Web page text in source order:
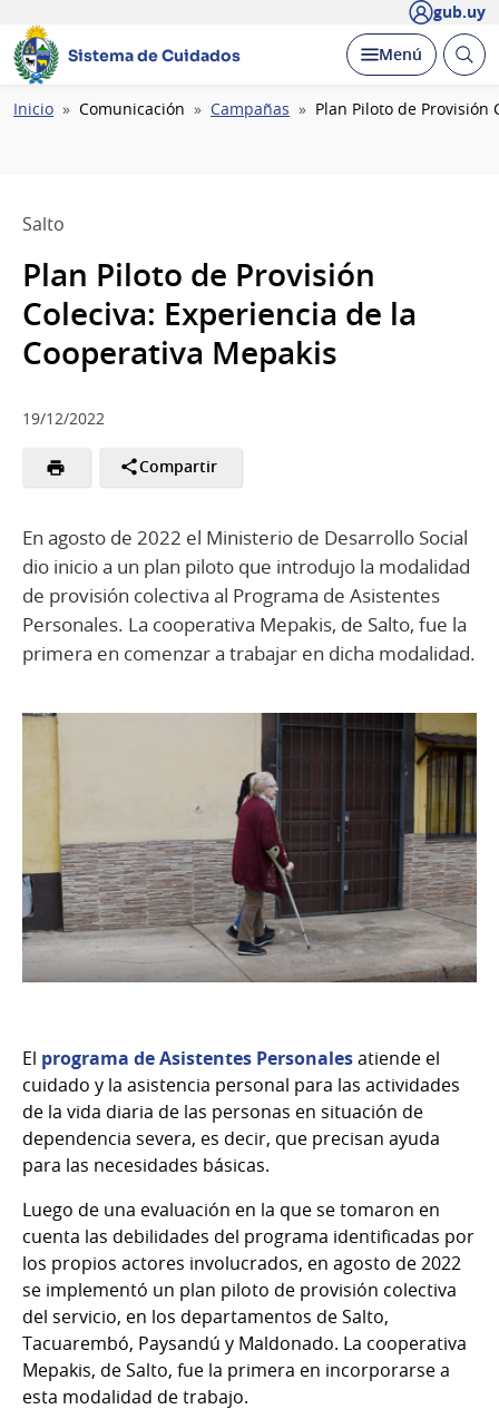
gub.uy
Sistema de Cuidados Desplegar
Menú Abrir
Ruta
Inicio Comunicación Campañas Plan Piloto de Provisión
Salto
Plan Piloto de Provisión
Coleciva: Experiencia de la
Cooperativa Mepakis
19/12/2022
Compartir
En agosto de 2022 el Ministerio de Desarrollo Social
dio inicio a un plan piloto que introdujo la modalidad
de provisión colectiva al Programa de Asistentes
Personales. La cooperativa Mepakis, de Salto, fue la
primera en comenzar a trabajar en dicha modalidad.
El programa de Asistentes Personalesatiende el
cuidado y la asistencia personal para las actividades
de la vida diaria de las personas en situación de
dependencia severa, es decir, que precisan ayuda
para las necesidades básicas.
Luego de una evaluación en la que se tomaron en
cuenta las debilidades del programa identificadas por
los propios actores involucrados, en agosto de 2022
se implementó un plan piloto de provisión colectiva
del servicio, en los departamentos de Salto,
Tacuarembó, Paysandú y Maldonado. La cooperativa
Mepakis, de Salto, fue la primera en incorporarse a
esta modalidad de trabajo.